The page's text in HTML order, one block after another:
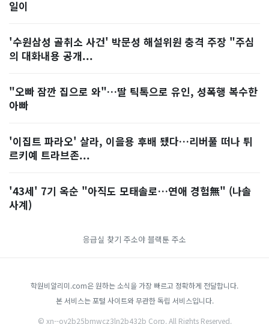
일이
'수원삼성 골취소 사건' 박문성 해설위원 충격 주장 "주심
의 대화내용 공개...
"오빠 잠깐 집으로 와"…딸 틱톡으로 유인, 성폭행 복수한
아빠
'이집트 파라오' 살라, 이을용 후배 됐다…리버풀 떠나 튀
르키예 트라브존...
'43세' 7기 옥순 "아직도 모태솔로…연애 경험無" (나솔
사계)
응급실 찾기 주소야 블랙툰 주소
학원비알리미.com은 원하는 소식을 가장 빠르고 정확하게 전달합니다.
본 서비스는 포털 사이트와 무관한 독립 서비스입니다.
© xn--oy2b25bmwcz3ln2b432b Corp. All Rights Reserved.